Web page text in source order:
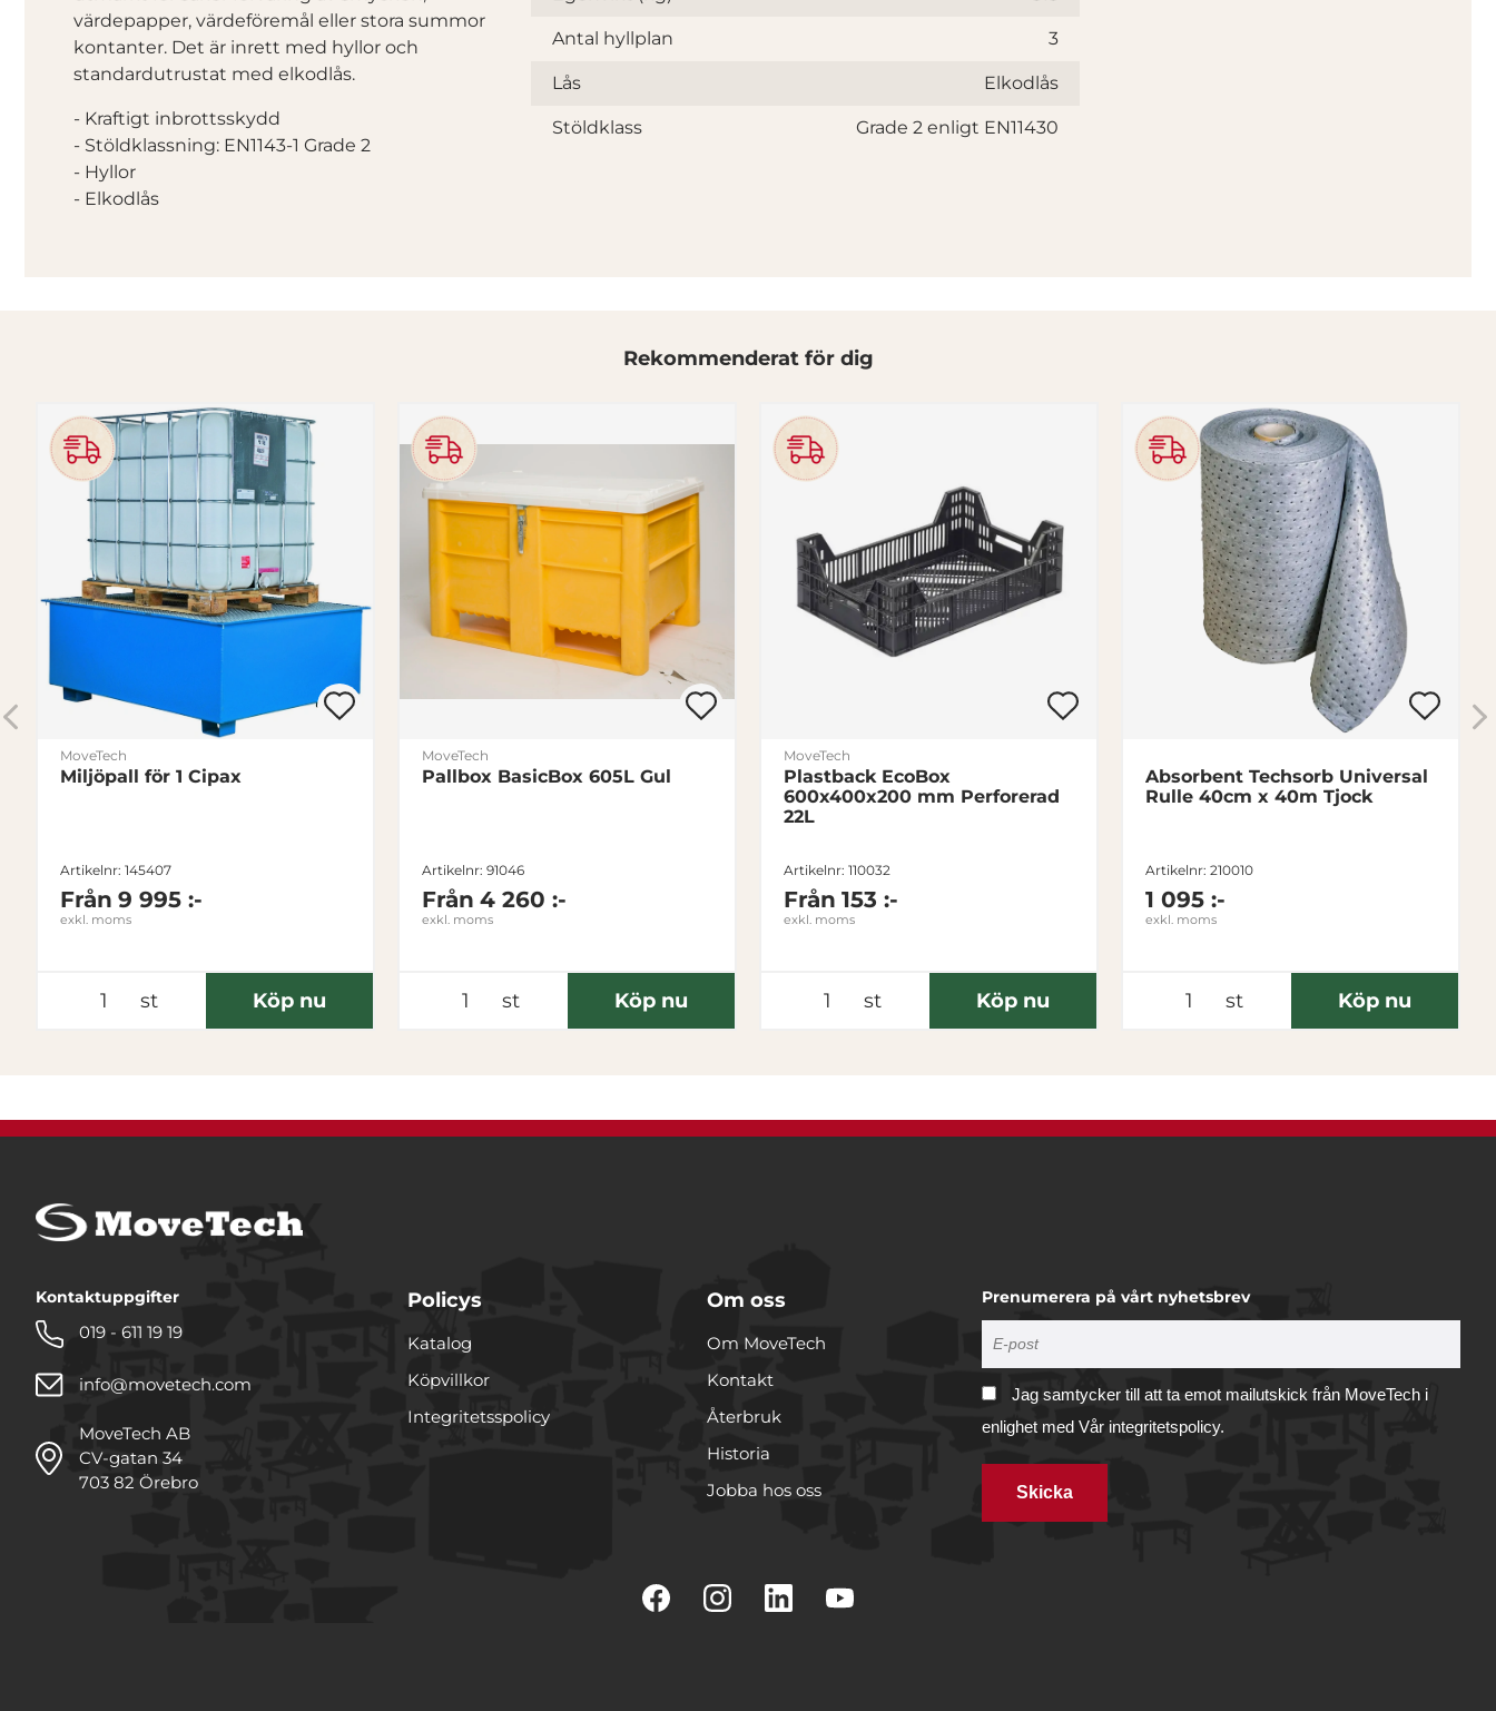
funktioner för sociala medier och analysera vår trafik. Vi vidarebefordrar även sådana identifierare och
annan information från din enhet till de sociala medier och annons- och analysföretag som vi
värdepapper, värdeföremål eller stora summor
kontanter. Det är inrett med hyllor och
standardutrustat med elkodlås.
- Kraftigt inbrottsskydd
- Stöldklassning: EN1143-1 Grade 2
- Hyllor
- Elkodlås
Antal hyllplan 3
Lås Elkodlås
Stöldklass Grade 2 enligt EN11430
Rekommenderat för dig
MoveTech
Miljöpall för 1 Cipax
Artikelnr: 145407
Från 9 995 :-
exkl. moms
st Köp nu
MoveTech
Pallbox BasicBox 605L Gul
Artikelnr: 91046
Från 4 260 :-
exkl. moms
st Köp nu
MoveTech
Plastback EcoBox
600x400x200 mm Perforerad
22L
Artikelnr: 110032
Från 153 :-
exkl. moms
st Köp nu
Absorbent Techsorb Universal
Rulle 40cm x 40m Tjock
Artikelnr: 210010
1 095 :-
exkl. moms
st Köp nu
Kontaktuppgifter
019 - 611 19 19
info@movetech.com
MoveTech AB
CV-gatan 34
703 82 Örebro
Policys
Katalog
Köpvillkor
Integritetsspolicy
Om oss
Om MoveTech
Kontakt
Återbruk
Historia
Jobba hos oss
Prenumerera på vårt nyhetsbrev
Jag samtycker till att ta emot mailutskick från MoveTech i
enlighet med Vår integritetspolicy.
Skicka